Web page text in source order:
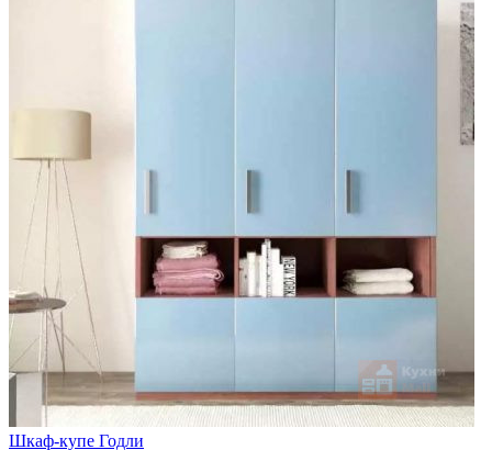
Шкаф-купе Годли